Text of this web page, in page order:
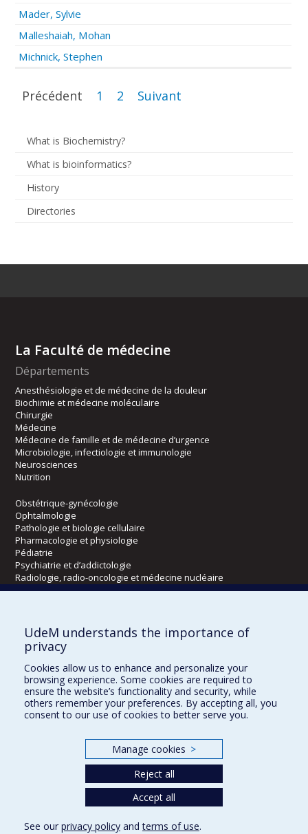
What is Biochemistry?
What is bioinformatics?
History
Directories
Mader, Sylvie
Malleshaiah, Mohan
Michnick, Stephen
Précédent 1 2 Suivant
La Faculté de médecine
Départements
Anesthésiologie et de médecine de la douleur
Biochimie et médecine moléculaire
Chirurgie
Médecine
Médecine de famille et de médecine d’urgence
Microbiologie, infectiologie et immunologie
Neurosciences
Nutrition
Obstétrique-gynécologie
Ophtalmologie
Pathologie et biologie cellulaire
Pharmacologie et physiologie
Pédiatrie
Psychiatrie et d’addictologie
Radiologie, radio-oncologie et médecine nucléaire
Écoles
Kinésiologie et des sciences de l’activité physique
Orthophonie et audiologie
Réadaptation
Directions
DPC
UdeM understands the importance of
privacy
Cookies allow us to enhance and personalize your
browsing experience. Some cookies are required to
ensure the website’s functionality and security, while
others remember your preferences. By accepting all, you
consent to our use of cookies to better serve you.
Manage cookies >
Reject all
Accept all
See our privacy policy andterms of use.